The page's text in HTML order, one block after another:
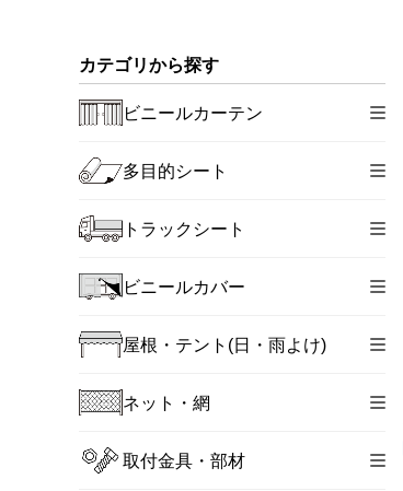
カテゴリから探す
ビニールカーテン
多目的シート
トラックシート
ビニールカバー
屋根・テント(日・雨よけ)
ネット・網
取付金具・部材